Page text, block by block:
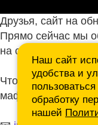
Наш сайт
удобства и
обработку
нашей
Друзья, сайт на
Прямо сейчас мы
на сайте.
Чтобы не ждать,
маф нам на почту.